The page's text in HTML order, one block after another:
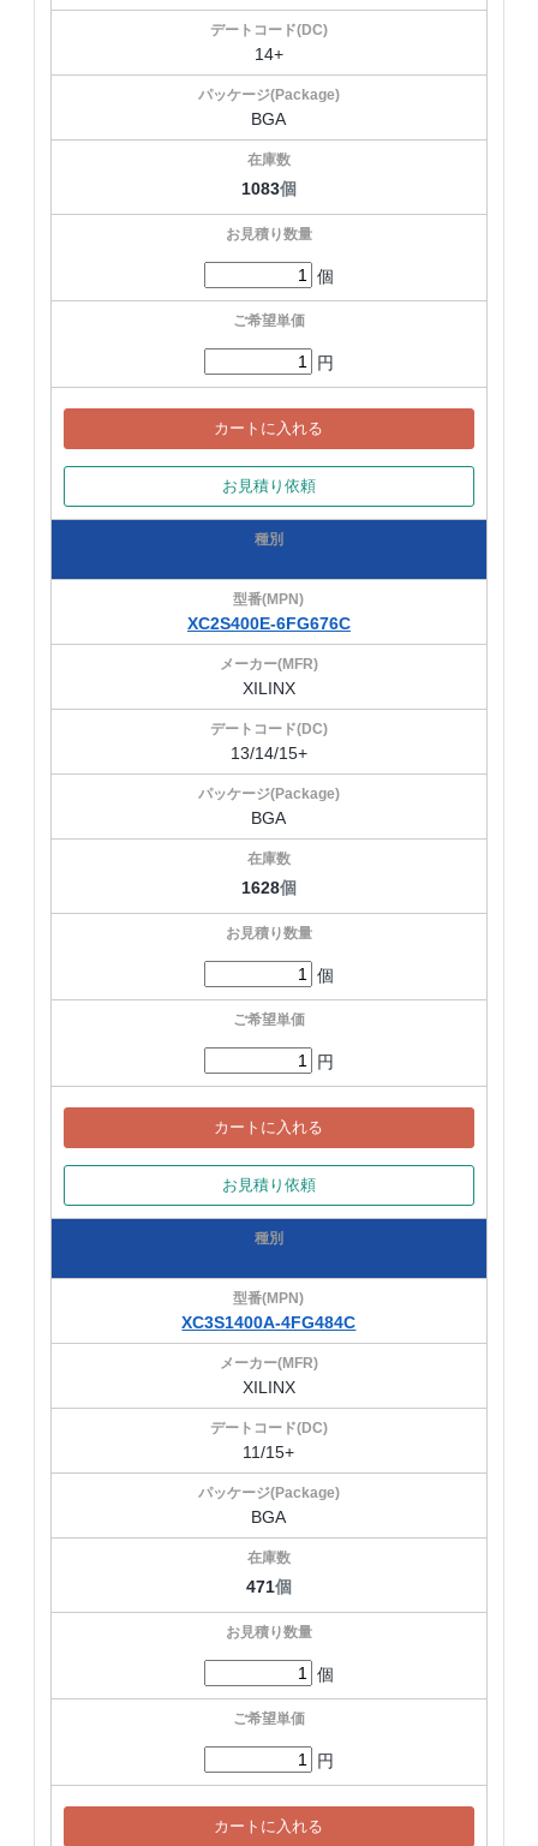
14+
BGA
1083個
個
円
カートに入れる
お見積り依頼
XC2S400E-6FG676C
XILINX
13/14/15+
BGA
1628個
個
円
カートに入れる
お見積り依頼
XC3S1400A-4FG484C
XILINX
11/15+
BGA
471個
個
円
カートに入れる